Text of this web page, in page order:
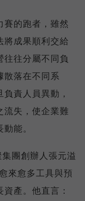
賽的跑者，雖然
將成果順利交給
往分屬不同負
散落在不同系
責人員異動，
流失，使企業難
能。
團創辦人張元溢
來愈多工具與預
產。他直言：